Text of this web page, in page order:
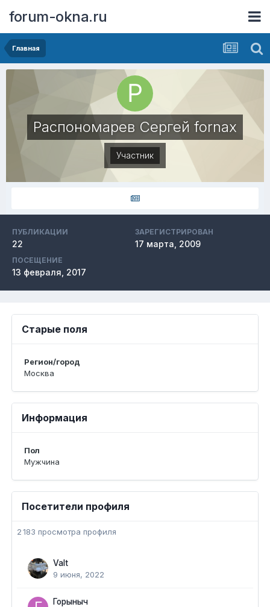
forum-okna.ru
Главная
Распономарев Сергей fornax
Участник
ПУБЛИКАЦИИ
22
ЗАРЕГИСТРИРОВАН
17 марта, 2009
ПОСЕЩЕНИЕ
13 февраля, 2017
Старые поля
Регион/город
Москва
Информация
Пол
Мужчина
Посетители профиля
2 183 просмотра профиля
Valt
9 июня, 2022
Горыныч